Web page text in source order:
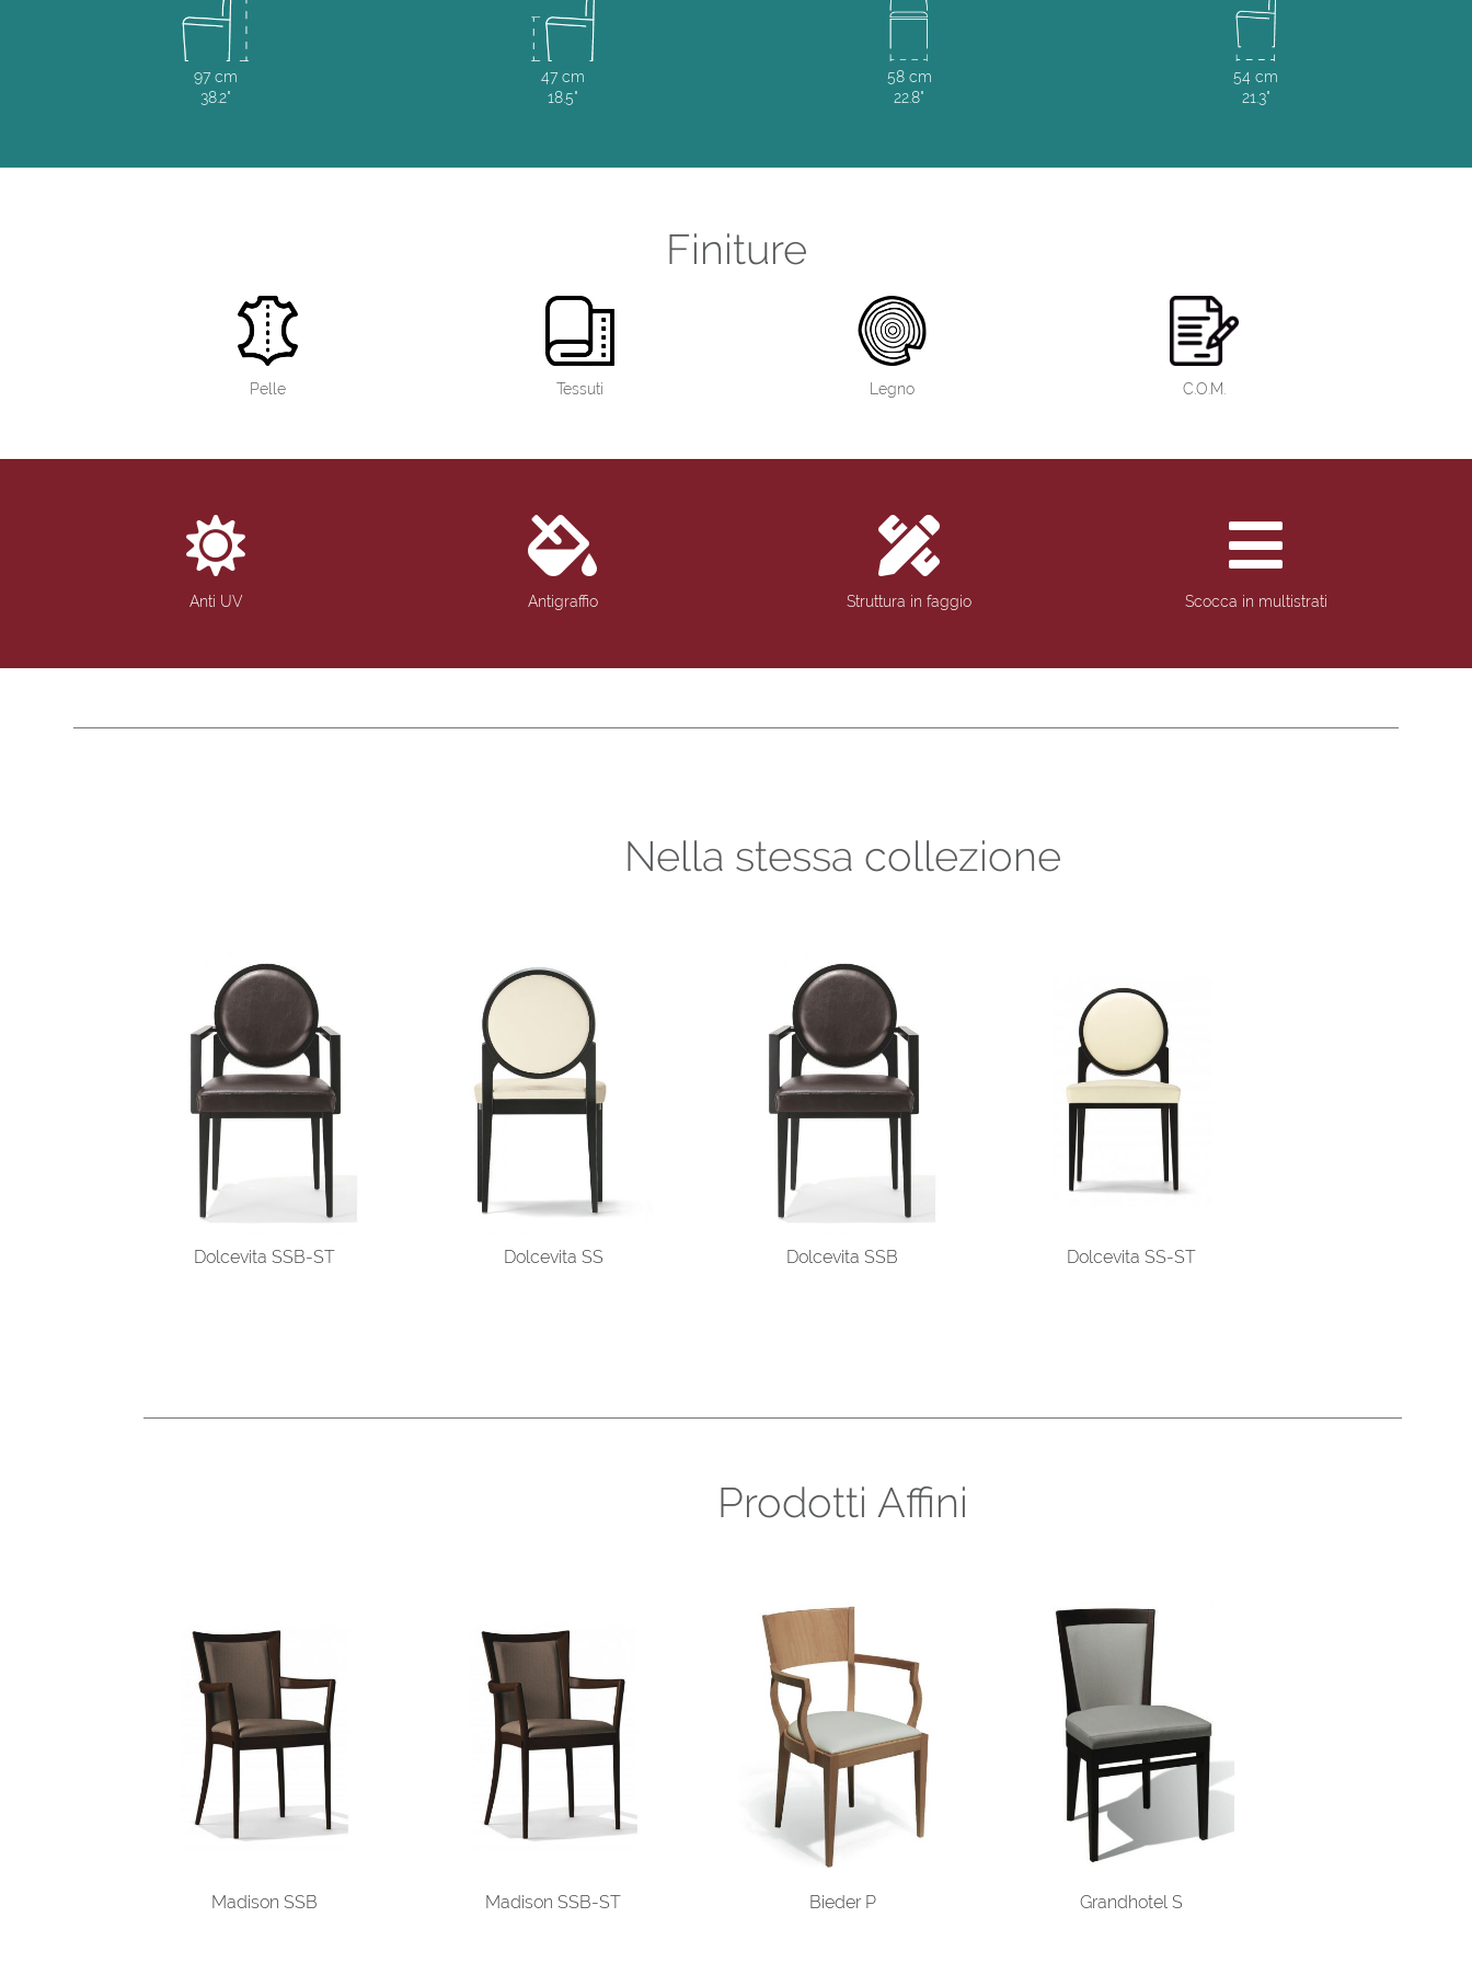
97 cm
38.2"
47 cm
18.5"
58 cm
22.8"
54 cm
21.3"
Finiture
Pelle Tessuti Legno C.O.M.
Anti UV Antigraffio Struttura in faggio Scocca in multistrati
Nella stessa collezione
Dolcevita SSB-ST Dolcevita SS Dolcevita SSB Dolcevita SS-ST
Prodotti Affini
Madison SSB Madison SSB-ST Bieder P Grandhotel S